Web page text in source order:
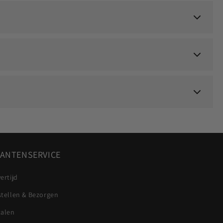
& Bezorgen